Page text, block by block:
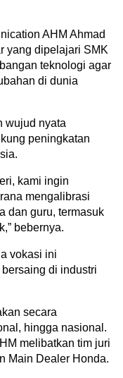
AHM Ahmad
yang dipelajari SMK
teknologi agar
di dunia
wujud nyata
peningkatan
kami ingin
mengalibrasi
dan guru, termasuk
bebernya.
vokasi ini
di industri
secara
hingga nasional.
melibatkan tim juri
Main Dealer Honda.